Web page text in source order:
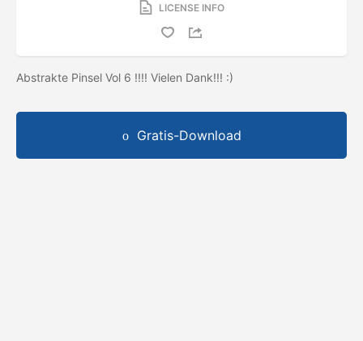
LICENSE INFO
Abstrakte Pinsel Vol 6 !!!! Vielen Dank!!! :)
Gratis-Download